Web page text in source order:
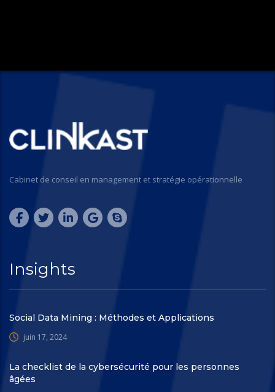
Cabinet de conseil en management et stratégie opérationnelle
Insights
Social Data Mining : Méthodes et Applications
juin 17, 2024
La checklist de la cybersécurité pour les personnes
âgées